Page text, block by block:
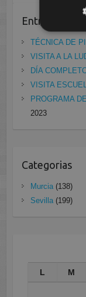
Entradas
TÉCNICA DE
VISITA A LA
DÍA
VISITA
PROGRAMA
2023
Categorias
Murcia(138)
Sevilla(199)
L M